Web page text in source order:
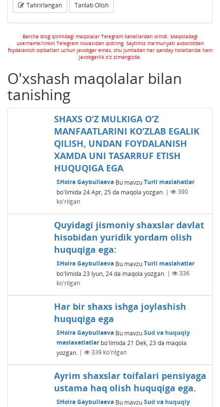
Tahrirlangan Tanlab Olish
Barcha blog qismidagi maqolalar Telegram kanallardan olindi. Maqoladagi
username/linkni Telegram ilovasidan qidiring. Saytimiz ma'muriyati axborotdan
foydalanish oqibatlari uchun javobgar emas, shu jumladan har qanday holatlarida ham
javobgarlik o'z zimangizda.
O'xshash maqolalar bilan
tanishing
SHAXS O‘Z MULKIGA O‘Z
MANFAATLARINI KO‘ZLAB EGALIK
QILISH, UNDAN FOYDALANISH
XAMDA UNI TASARRUF ETISH
HUQUQIGA EGA
SHoira Gaybullaeva Bu mavzuTurli maslahatlar
bo'limida 24 Apr, 25 da maqola yozgan. |
390
ko'rilgan
Quyidagi jismoniy shaxslar davlat
hisobidan yuridik yordam olish
huquqiga ega:
SHoira Gaybullaeva Bu mavzuTurli maslahatlar
bo'limida 23 Iyun, 24 da maqola yozgan. |
336
ko'rilgan
Har bir shaxs ishga joylashish
huquqiga ega
SHoira Gaybullaeva Bu mavzuSud va huquqiy
maslaxatlatlarbo'limida 21 Dek, 23 da maqola
yozgan. | 339ko'rilgan
Ayrim shaxslar toifalari pensiyaga
ustama haq olish huquqiga ega.
SHoira Gaybullaeva Bu mavzuSud va huquqiy